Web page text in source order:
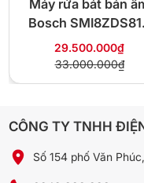
Máy rửa bát bán
Bosch
Seri 8
29.500.000₫
33.000.000₫
CÔNG TY TNHH
Số 154 phố Văn